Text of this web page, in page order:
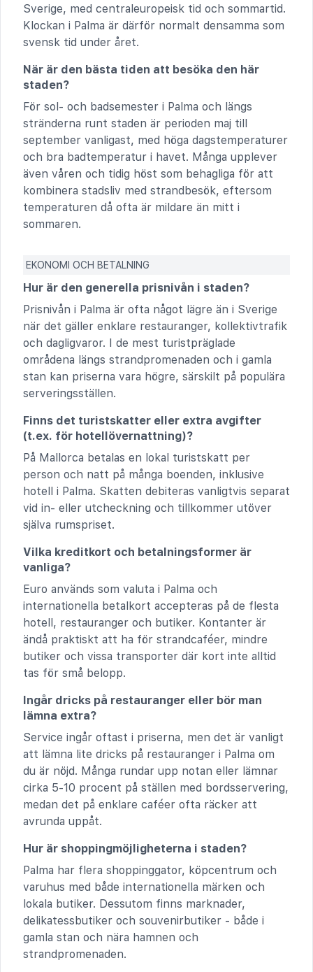
Sverige, med centraleuropeisk tid och sommartid.
Klockan i Palma är därför normalt densamma som
svensk tid under året.
När är den bästa tiden att besöka den här
staden?
För sol- och badsemester i Palma och längs
stränderna runt staden är perioden maj till
september vanligast, med höga dagstemperaturer
och bra badtemperatur i havet. Många upplever
även våren och tidig höst som behagliga för att
kombinera stadsliv med strandbesök, eftersom
temperaturen då ofta är mildare än mitt i
sommaren.
EKONOMI OCH BETALNING
Hur är den generella prisnivån i staden?
Prisnivån i Palma är ofta något lägre än i Sverige
när det gäller enklare restauranger, kollektivtrafik
och dagligvaror. I de mest turistpräglade
områdena längs strandpromenaden och i gamla
stan kan priserna vara högre, särskilt på populära
serveringsställen.
Finns det turistskatter eller extra avgifter
(t.ex. för hotellövernattning)?
På Mallorca betalas en lokal turistskatt per
person och natt på många boenden, inklusive
hotell i Palma. Skatten debiteras vanligtvis separat
vid in- eller utcheckning och tillkommer utöver
själva rumspriset.
Vilka kreditkort och betalningsformer är
vanliga?
Euro används som valuta i Palma och
internationella betalkort accepteras på de flesta
hotell, restauranger och butiker. Kontanter är
ändå praktiskt att ha för strandcaféer, mindre
butiker och vissa transporter där kort inte alltid
tas för små belopp.
Ingår dricks på restauranger eller bör man
lämna extra?
Service ingår oftast i priserna, men det är vanligt
att lämna lite dricks på restauranger i Palma om
du är nöjd. Många rundar upp notan eller lämnar
cirka 5-10 procent på ställen med bordsservering,
medan det på enklare caféer ofta räcker att
avrunda uppåt.
Hur är shoppingmöjligheterna i staden?
Palma har flera shoppinggator, köpcentrum och
varuhus med både internationella märken och
lokala butiker. Dessutom finns marknader,
delikatessbutiker och souvenirbutiker - både i
gamla stan och nära hamnen och
strandpromenaden.